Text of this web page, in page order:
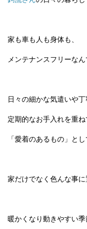
家も車も人も身体も、
メンテナンスフリーな
日々の細かな気遣いや丁
定期的なお手入れを重ね
「愛着のあるもの」と
家だけでなく色んな事
暖かくなり動きやすい季